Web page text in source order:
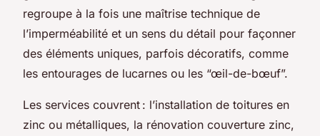
regroupe à la fois une maîtrise technique de
l’imperméabilité et un sens du détail pour façonner
des éléments uniques, parfois décoratifs, comme
les entourages de lucarnes ou les “œil-de-bœuf”.
Les services couvrent : l’installation de toitures en
zinc ou métalliques, la rénovation couverture zinc,